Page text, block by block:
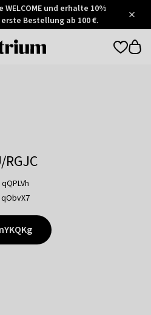
und erhalte 10%
Bestellung ab 100 €.
Otrium
RGJC
qQPLVh
qObvX7
nYKQKg